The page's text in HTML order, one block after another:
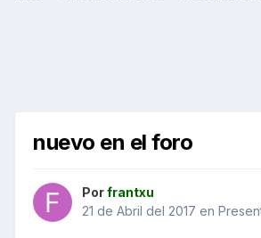
nuevo en el foro
Porfrantxu
21 de Abril del 2017 en